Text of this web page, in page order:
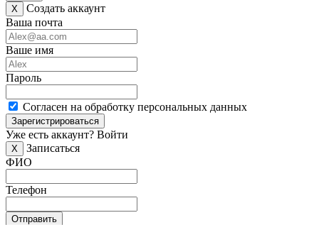
X
Создать аккаунт
Ваша почта
Ваше имя
Пароль
Согласен на обработку персональных данных
Зарегистрироваться
Уже есть аккаунт? Войти
X
Записаться
ФИО
Телефон
Отправить